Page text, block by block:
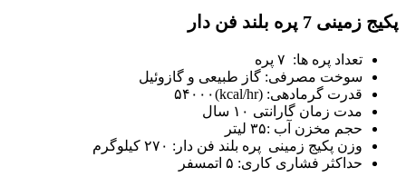
پکیج زمینی 7 پره بلند فن دار
تعداد پره ها: ۷ پره
سوخت مصرفی: گاز طبیعی و گازوئیل
قدرت گرمادهی: (kcal/hr)۵۴۰۰۰
مدت زمان گارانتی ۱۰ سال
حجم مخزن آب :۳۵ لیتر
وزن پکیج زمینی پره بلند فن دار: ۲۷۰ کیلوگرم
حداکثر فشاری کاری: ۵ اتمسفر